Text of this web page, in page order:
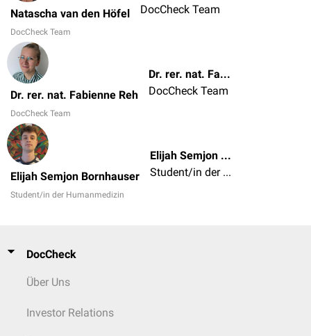
Natascha van den Höfel
DocCheck Team
DocCheck Team
Dr. rer. nat. Fabienne Reh
DocCheck Team
Dr. rer. nat. Fabienne Reh
DocCheck Team
Elijah Semjon Bornhauser
Student/in der Humanmedizin
Elijah Semjon Bornhauser
Student/in der Humanmedizin
DocCheck
Über Uns
Investor Relations